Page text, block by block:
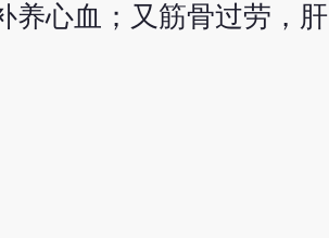
养心血；又筋骨过劳，肝